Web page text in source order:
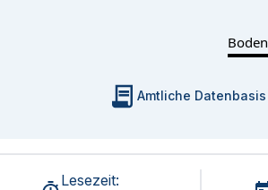
Amtliche Datenbasis
Lesezeit: